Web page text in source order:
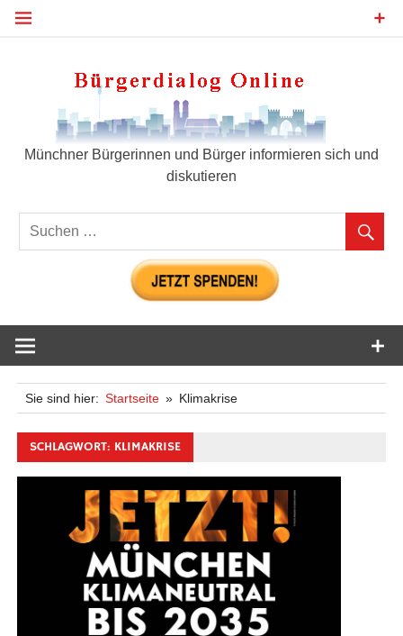
Zum
Münchner Bürgerinnen und Bürger informieren sich und
diskutieren
Sie sind hier: Startseite Klimakrise
SCHLAGWORT: KLIMAKRISE